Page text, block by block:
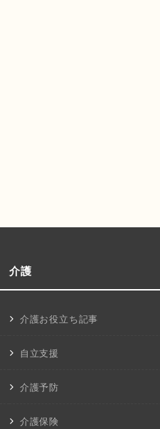
介護
介護お役立ち記事
自立支援
介護予防
介護保険